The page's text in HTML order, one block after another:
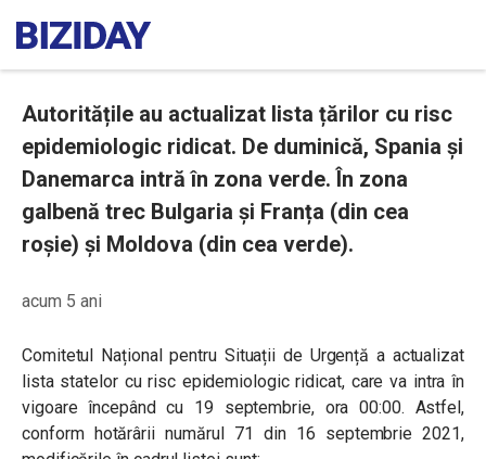
Autoritățile au actualizat lista țărilor cu risc
epidemiologic ridicat. De duminică, Spania și
Danemarca intră în zona verde. În zona
galbenă trec Bulgaria și Franța (din cea
roșie) și Moldova (din cea verde).
acum 5 ani
Comitetul Național pentru Situații de Urgență a actualizat
lista statelor cu risc epidemiologic ridicat, care va intra în
vigoare începând cu 19 septembrie, ora 00:00. Astfel,
conform hotărârii numărul 71 din 16 septembrie 2021,